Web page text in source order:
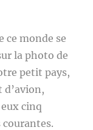
ce monde se
la photo de
petit pays,
d’avion,
cinq